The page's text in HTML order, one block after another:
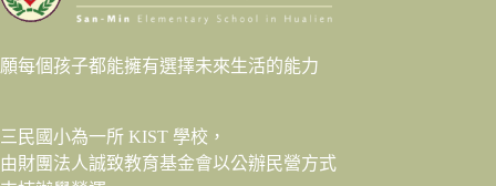
願每個孩子都能擁有選擇未來生活的能力
三民國小為一所 KIST 學校，
由財團法人誠致教育基金會以公辦民營方式